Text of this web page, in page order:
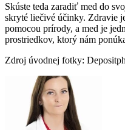
Skúste teda zaradiť med do
skryté liečivé účinky. Zdravie
pomocou prírody, a med je
prostriedkov, ktorý nám
Zdroj úvodnej fotky: